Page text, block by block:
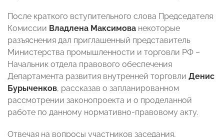
После краткого вступительного слова Председателя
Комиссии Владлена Максимова некоторые
разъяснения дал приглашенный представитель
Министерства промышленности и торговли РФ –
Начальник отдела правового обеспечения
Департамента развития внутренней торговли Денис
Бурыченков, рассказав о запланированном
рассмотрении законопроекта и о проделанной
работе по данному нормативно-правовому акту.
Отвечая на вопросы участников заседания,